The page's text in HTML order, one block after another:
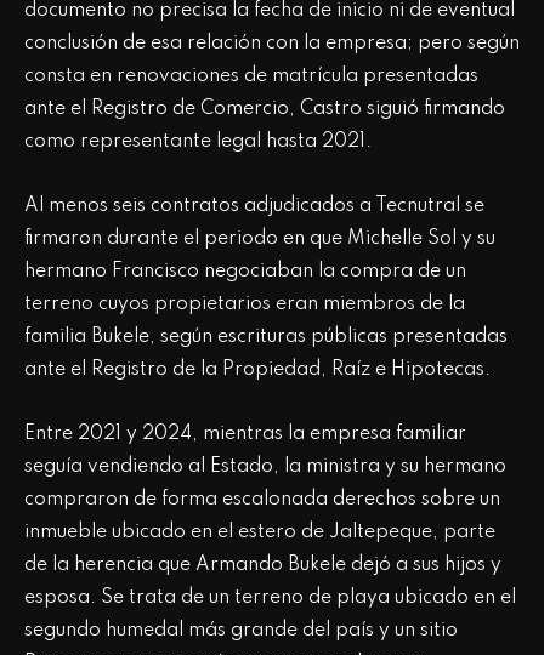
documento no precisa la fecha de inicio ni de eventual
conclusión de esa relación con la empresa; pero según
consta en renovaciones de matrícula presentadas
ante el Registro de Comercio, Castro siguió firmando
como representante legal hasta 2021.
Al menos seis contratos adjudicados a Tecnutral se
firmaron durante el periodo en que Michelle Sol y su
hermano Francisco negociaban la compra de un
terreno cuyos propietarios eran miembros de la
familia Bukele, según escrituras públicas presentadas
ante el Registro de la Propiedad, Raíz e Hipotecas.
Entre 2021 y 2024, mientras la empresa familiar
seguía vendiendo al Estado, la ministra y su hermano
compraron de forma escalonada derechos sobre un
inmueble ubicado en el estero de Jaltepeque, parte
de la herencia que Armando Bukele dejó a sus hijos y
esposa. Se trata de un terreno de playa ubicado en el
segundo humedal más grande del país y un sitio